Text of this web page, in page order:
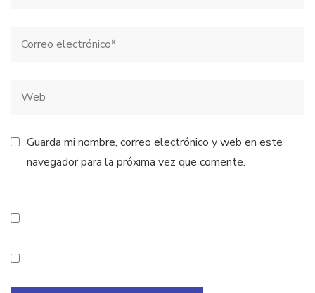
Guarda mi nombre, correo electrónico y web en este
navegador para la próxima vez que comente.